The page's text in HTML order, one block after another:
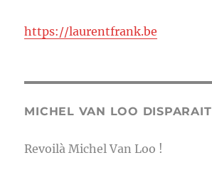
https://laurentfrank.be
MICHEL VAN LOO DISPARAIT
Revoilà Michel Van Loo !